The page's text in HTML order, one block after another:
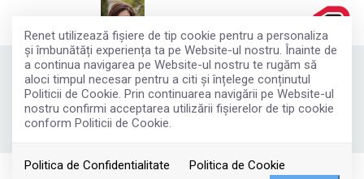
Renet utilizează fişiere de tip cookie pentru a personaliza
și îmbunătăți experiența ta pe Website-ul nostru. Înainte de
a continua navigarea pe Website-ul nostru te rugăm să
aloci timpul necesar pentru a citi și înțelege conținutul
Politicii de Cookie. Prin continuarea navigării pe Website-ul
nostru confirmi acceptarea utilizării fişierelor de tip cookie
conform Politicii de Cookie.
Politica de Confidentialitate
Politica de Cookie
Vila cocheta P+M in Corbeanca
Corbeanca 155.500€